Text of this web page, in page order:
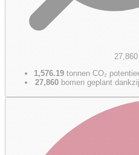
27,860
1,576.19 tonnen CO₂
27,860 bomen geplant